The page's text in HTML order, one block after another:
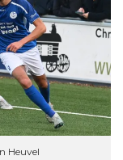
Heuvel